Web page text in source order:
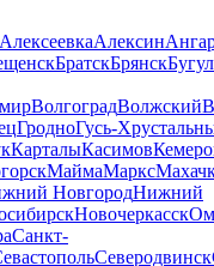
АлексеевкаАлексин
БратскБрянск
ВолгоградВолжский
Гродно
КарталыКасимов
МаймаМаркс
НовгородНижний
Новочеркасск
Санкт-
Северодвинск